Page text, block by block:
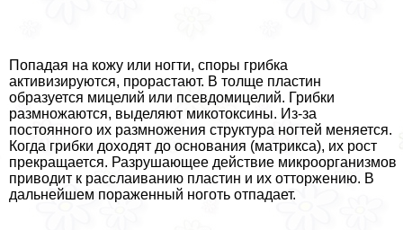
Попадая на кожу или ногти, споры грибка
активизируются, прорастают. В толще пластин
образуется мицелий или псевдомицелий. Грибки
размножаются, выделяют микотоксины. Из-за
постоянного их размножения структура ногтей меняется.
Когда грибки доходят до основания (матрикса), их рост
прекращается. Разрушающее действие микроорганизмов
приводит к расслаиванию пластин и их отторжению. В
дальнейшем пораженный ноготь отпадает.